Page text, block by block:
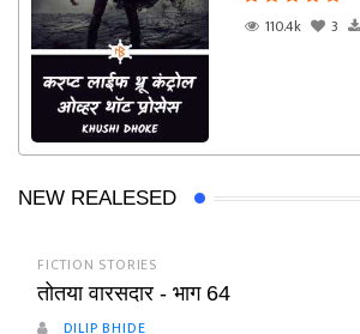
110.4k
3
NEW REALESED
FICTION STORIES
तोतया वारसदार - भाग 64
DILIP BHIDE